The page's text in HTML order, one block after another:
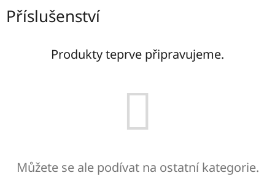
Příslušenství
Produkty teprve připravujeme.
Můžete se ale podívat na ostatní kategorie.